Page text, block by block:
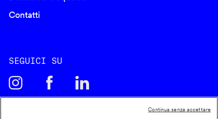
Contatti
SEGUICI SU
Continua senza accettare